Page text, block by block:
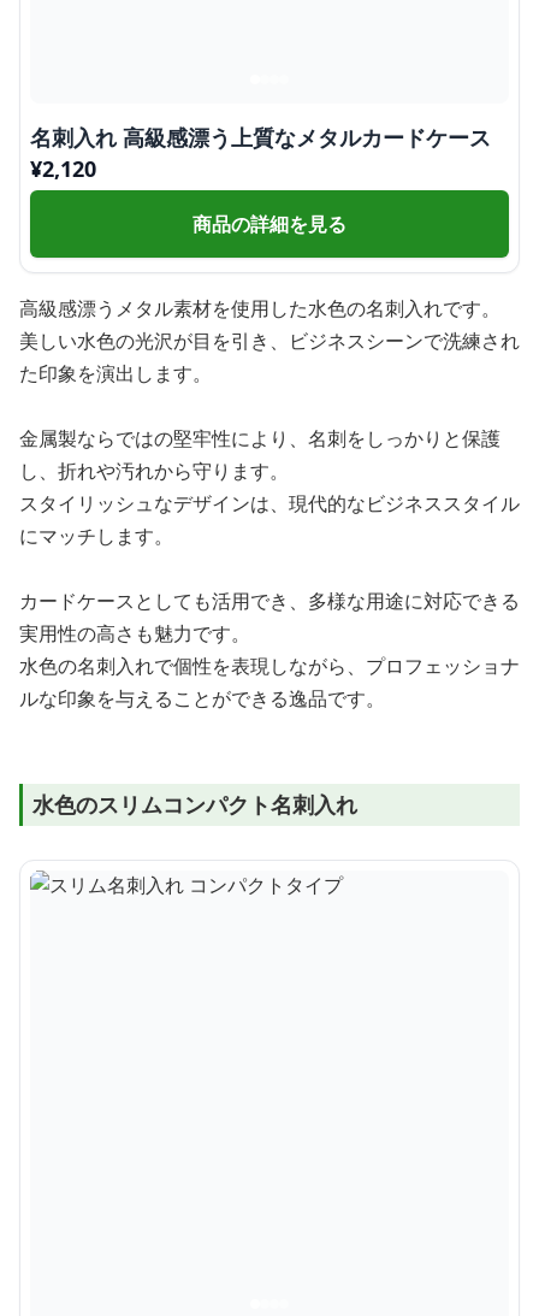
名刺入れ 高級感漂う上質なメタルカードケース
¥2,120
商品の詳細を見る
高級感漂うメタル素材を使用した水色の名刺入れです。
美しい水色の光沢が目を引き、ビジネスシーンで洗練され
た印象を演出します。
金属製ならではの堅牢性により、名刺をしっかりと保護
し、折れや汚れから守ります。
スタイリッシュなデザインは、現代的なビジネススタイル
にマッチします。
カードケースとしても活用でき、多様な用途に対応できる
実用性の高さも魅力です。
水色の名刺入れで個性を表現しながら、プロフェッショナ
ルな印象を与えることができる逸品です。
水色のスリムコンパクト名刺入れ